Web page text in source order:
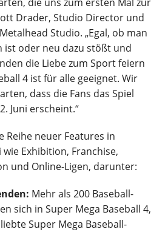
Drader, Studio Director und
Studio. „Egal, ob man
ist oder neu dazu stößt und
die Liebe zum Sport feiern
4 ist für alle geeignet. Wir
dass die Fans das Spiel
Juni erscheint.“
Reihe neuer Features in
Exhibition, Franchise,
und Online-Ligen, darunter:
Mehr als 200 Baseball-
sich in Super Mega Baseball 4,
Super Mega Baseball-